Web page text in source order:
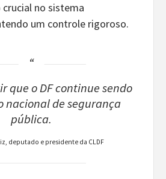
crucial no sistema
um controle rigoroso.
que o DF continue sendo
nacional de segurança
pública.
deputado e presidente da CLDF